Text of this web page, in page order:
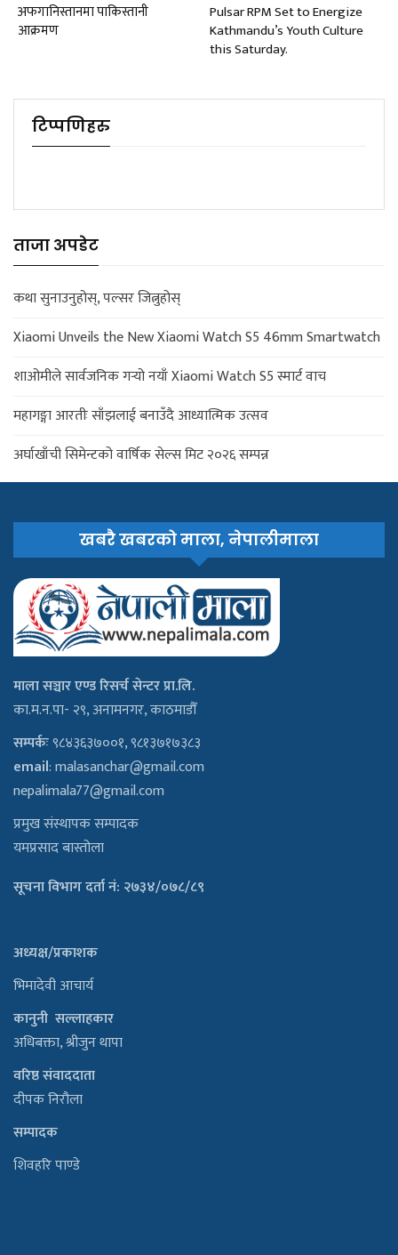
अफगानिस्तानमा पाकिस्तानी
आक्रमण
Pulsar RPM Set to Energize
Kathmandu’s Youth Culture
this Saturday.
टिप्पणिहरु
ताजा अपडेट
कथा सुनाउनुहोस्, पल्सर जित्नुहोस्
Xiaomi Unveils the New Xiaomi Watch S5 46mm Smartwatch
शाओमीले सार्वजनिक गर्‍यो नयाँ Xiaomi Watch S5 स्मार्ट वाच
महागङ्गा आरतीः साँझलाई बनाउँदै आध्यात्मिक उत्सव
अर्घाखाँची सिमेन्टको वार्षिक सेल्स मिट २०२६ सम्पन्न
खबरै खबरको माला, नेपालीमाला
माला सञ्चार एण्ड रिसर्च सेन्टर प्रा.लि.
का.म.न.पा- २९, अनामनगर, काठमाडौँ
सम्पर्कः९८४३६३७००१, ९८१३७१७३८३
email:malasanchar@gmail.com
nepalimala77@gmail.com
प्रमुख संस्थापक सम्पादक
यमप्रसाद बास्तोला
सूचना विभाग दर्ता नं: २७३४/०७८/८९
अध्यक्ष/प्रकाशक
भिमादेवी आचार्य
कानुनी सल्लाहकार
अधिबक्ता, श्रीजुन थापा
वरिष्ठ संवाददाता
दीपक निरौला
सम्पादक
शिवहरि पाण्डे